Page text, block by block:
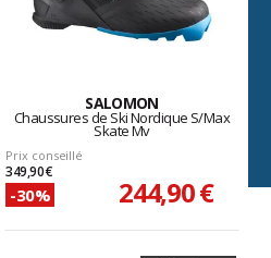
SALOMON
Chaussures de Ski Nordique S/Max
Skate Mv
Prix conseillé
349,90 €
-30% 244,90 €